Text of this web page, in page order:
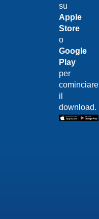
su
Apple
Store
o
Google
Play
per
cominciare
il
download.